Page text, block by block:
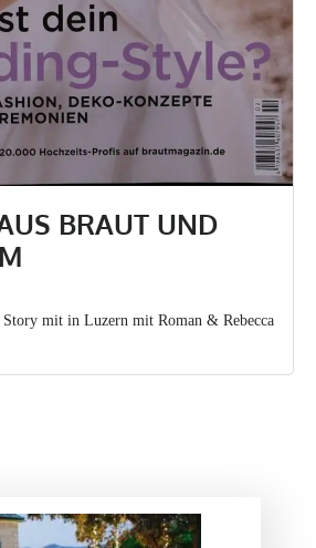
BRAUT UND
Story mit in Luzern mit Roman & Rebecca